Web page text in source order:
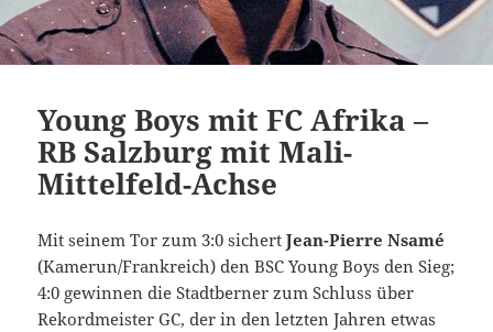
Young Boys mit FC Afrika –
RB Salzburg mit Mali-
Mittelfeld-Achse
Mit seinem Tor zum 3:0 sichertJean-Pierre Nsamé
(Kamerun/Frankreich) den BSC Young Boys den Sieg;
4:0 gewinnen die Stadtberner zum Schluss über
Rekordmeister GC, der in den letzten Jahren etwas